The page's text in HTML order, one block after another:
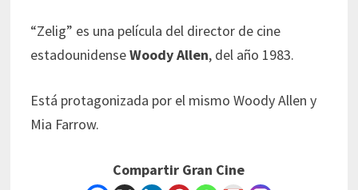
“Zelig” es una película del director de cine
estadounidenseWoody Allen, del año 1983.
Está protagonizada por el mismo Woody Allen y
Mia Farrow.
Compartir Gran Cine